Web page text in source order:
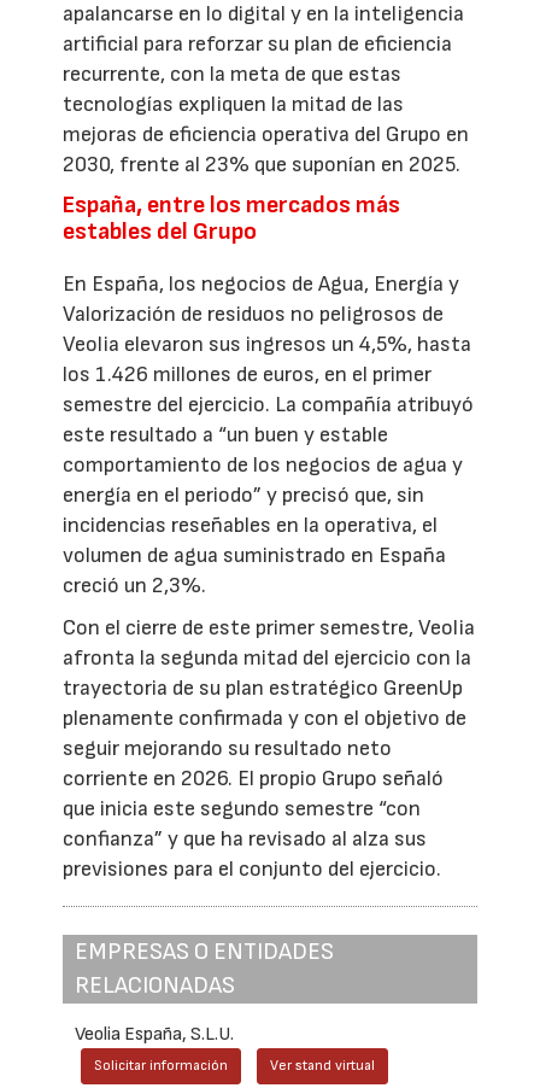
apalancarse en lo digital y en la inteligencia
artificial para reforzar su plan de eficiencia
recurrente, con la meta de que estas
tecnologías expliquen la mitad de las
mejoras de eficiencia operativa del Grupo en
2030, frente al 23% que suponían en 2025.
España, entre los mercados más
estables del Grupo
En España, los negocios de Agua, Energía y
Valorización de residuos no peligrosos de
Veolia elevaron sus ingresos un 4,5%, hasta
los 1.426 millones de euros, en el primer
semestre del ejercicio. La compañía atribuyó
este resultado a “un buen y estable
comportamiento de los negocios de agua y
energía en el periodo” y precisó que, sin
incidencias reseñables en la operativa, el
volumen de agua suministrado en España
creció un 2,3%.
Con el cierre de este primer semestre, Veolia
afronta la segunda mitad del ejercicio con la
trayectoria de su plan estratégico GreenUp
plenamente confirmada y con el objetivo de
seguir mejorando su resultado neto
corriente en 2026. El propio Grupo señaló
que inicia este segundo semestre “con
confianza” y que ha revisado al alza sus
previsiones para el conjunto del ejercicio.
EMPRESAS O ENTIDADES
RELACIONADAS
Veolia España, S.L.U.
Solicitar información Ver stand virtual